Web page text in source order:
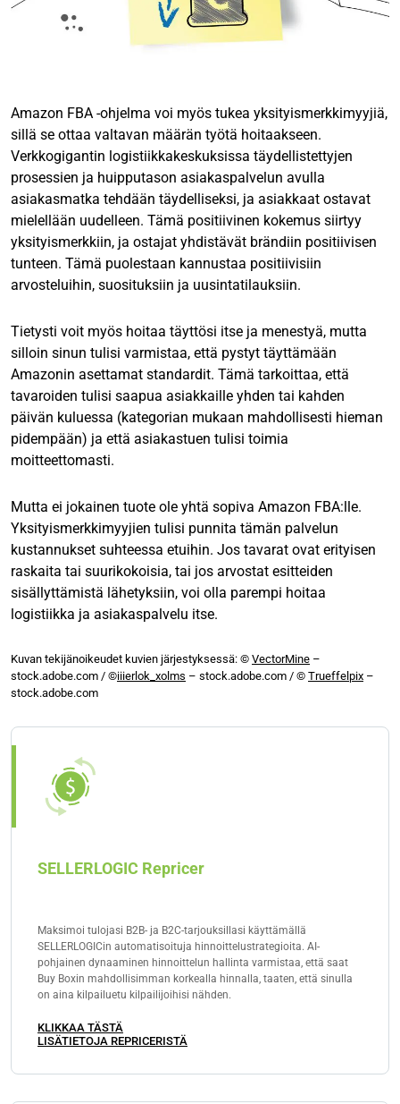
Amazon FBA -ohjelma voi myös tukea yksityismerkkimyyjiä,
sillä se ottaa valtavan määrän työtä hoitaakseen.
Verkkogigantin logistiikkakeskuksissa täydellistettyjen
prosessien ja huipputason asiakaspalvelun avulla
asiakasmatka tehdään täydelliseksi, ja asiakkaat ostavat
mielellään uudelleen. Tämä positiivinen kokemus siirtyy
yksityismerkkiin, ja ostajat yhdistävät brändiin positiivisen
tunteen. Tämä puolestaan kannustaa positiivisiin
arvosteluihin, suosituksiin ja uusintatilauksiin.
Tietysti voit myös hoitaa täyttösi itse ja menestyä, mutta
silloin sinun tulisi varmistaa, että pystyt täyttämään
Amazonin asettamat standardit. Tämä tarkoittaa, että
tavaroiden tulisi saapua asiakkaille yhden tai kahden
päivän kuluessa (kategorian mukaan mahdollisesti hieman
pidempään) ja että asiakastuen tulisi toimia
moitteettomasti.
Mutta ei jokainen tuote ole yhtä sopiva Amazon FBA:lle.
Yksityismerkkimyyjien tulisi punnita tämän palvelun
kustannukset suhteessa etuihin. Jos tavarat ovat erityisen
raskaita tai suurikokoisia, tai jos arvostat esitteiden
sisällyttämistä lähetyksiin, voi olla parempi hoitaa
logistiikka ja asiakaspalvelu itse.
Kuvan tekijänoikeudet kuvien järjestyksessä: © VectorMine –
stock.adobe.com / ©iiierlok_xolms – stock.adobe.com / © Trueffelpix –
stock.adobe.com
SELLERLOGIC Repricer
Maksimoi tulojasi B2B- ja B2C-tarjouksillasi käyttämällä
SELLERLOGICin automatisoituja hinnoittelustrategioita. AI-
pohjainen dynaaminen hinnoittelun hallinta varmistaa, että saat
Buy Boxin mahdollisimman korkealla hinnalla, taaten, että sinulla
on aina kilpailuetu kilpailijoihisi nähden.
KLIKKAA TÄSTÄ
LISÄTIETOJA REPRICERISTÄ